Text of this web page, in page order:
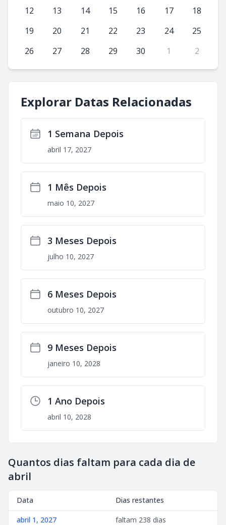
12 13 14 15 16 17
18
19
20 21 22 23 24
25
26
27 28 29 30 1 2
Explorar Datas Relacionadas
1 Semana Depois
abril 17, 2027
1 Mês Depois
maio 10, 2027
3 Meses Depois
julho 10, 2027
6 Meses Depois
outubro 10, 2027
9 Meses Depois
janeiro 10, 2028
1 Ano Depois
abril 10, 2028
Quantos dias faltam para cada dia de
abril
Data Dias restantes
abril 1, 2027
faltam 238 dias